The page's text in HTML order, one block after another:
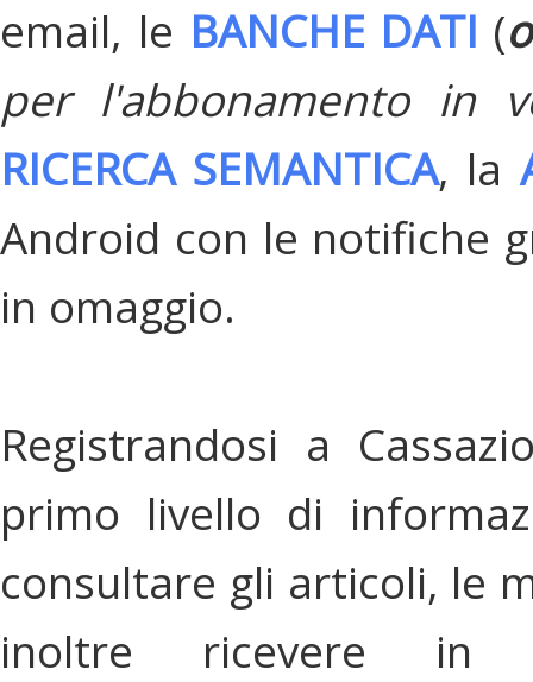
email, le BANCHE DATI (
per l'abbonamento in
RICERCA SEMANTICA, la
Android con le notifiche
in omaggio.
Registrandosi a
primo livello di
consultare gli articoli, le
inoltre ricevere in